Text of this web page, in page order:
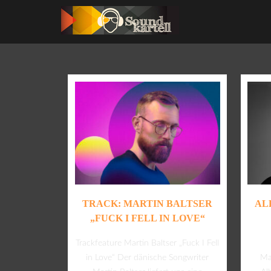
TRACK: MARTIN BALTSER
„FUCK I FELL IN LOVE“
Trackfeature Martin Baltser „Fuck I Fell
in Love“ Der dänische Songwriter